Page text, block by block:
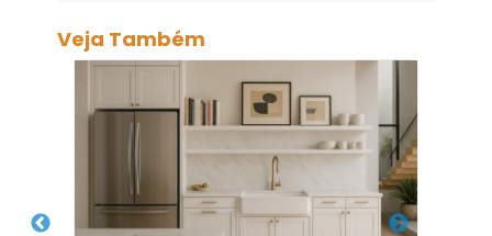
Veja Também